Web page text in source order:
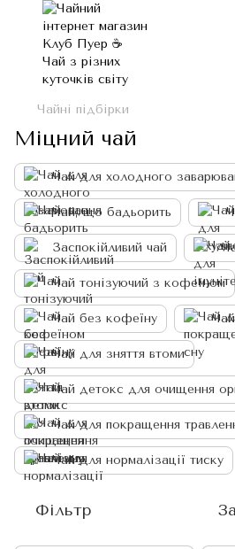
Чайні підбірки
Міцний чай
Чай для холодного
Чай, що бадьорить
Заспокійливий чай
Чай тонізуючий з кофеїном
Чай без кофеїну
Чай для зняття втоми
Чай детокс для очищення
Чай для покращення
Чай для нормалізації тиску
Фільтр